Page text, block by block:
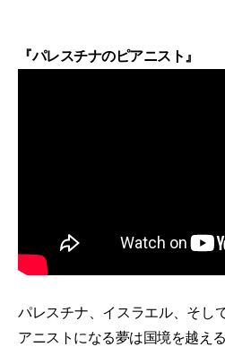
『パレスチナのピアニスト』
パレスチナ、イスラエル、そし
アニストになる夢は国境を越える